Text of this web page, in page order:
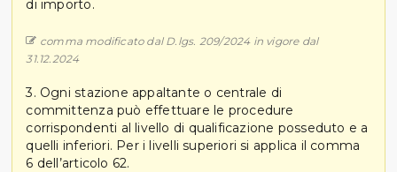
di importo.
comma modificato dal D.lgs. 209/2024 in vigore dal
31.12.2024
3. Ogni stazione appaltante o centrale di
committenza può effettuare le procedure
corrispondenti al livello di qualificazione posseduto e a
quelli inferiori. Per i livelli superiori si applica il comma
6 dell’articolo 62.